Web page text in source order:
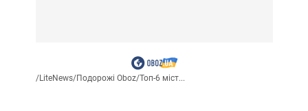
/LiteNews/Подорожі Oboz/Топ-6 міст...